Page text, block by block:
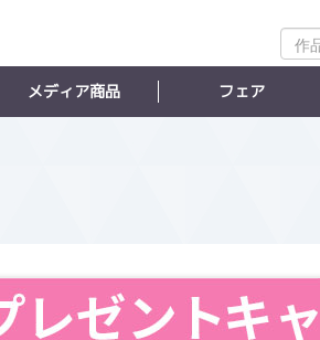
作
品
メディア商品 フェア